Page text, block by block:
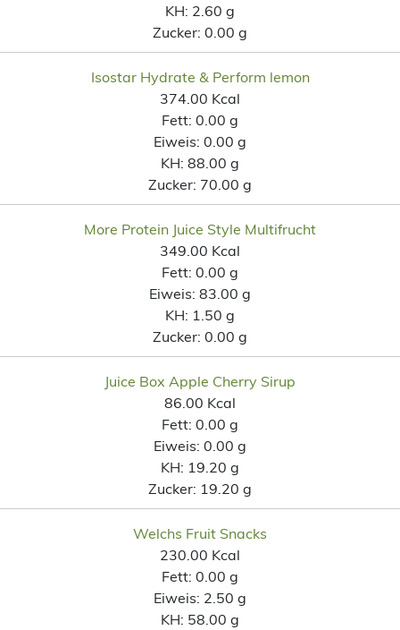
KH: 2.60 g
Zucker: 0.00 g
Isostar Hydrate & Perform lemon
374.00 Kcal
Fett: 0.00 g
Eiweis: 0.00 g
KH: 88.00 g
Zucker: 70.00 g
More Protein Juice Style Multifrucht
349.00 Kcal
Fett: 0.00 g
Eiweis: 83.00 g
KH: 1.50 g
Zucker: 0.00 g
Juice Box Apple Cherry Sirup
86.00 Kcal
Fett: 0.00 g
Eiweis: 0.00 g
KH: 19.20 g
Zucker: 19.20 g
Welchs Fruit Snacks
230.00 Kcal
Fett: 0.00 g
Eiweis: 2.50 g
KH: 58.00 g